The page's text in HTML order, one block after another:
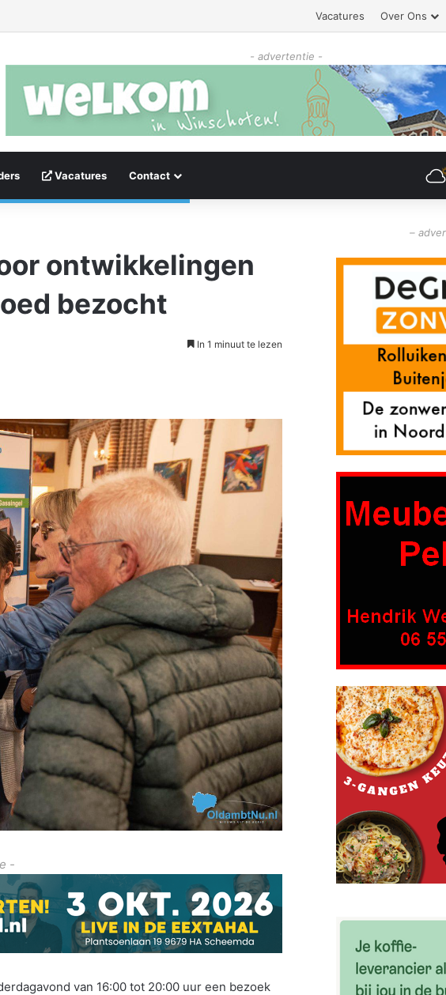
Vacatures Over Ons
- advertentie -
Vacatures Contact
ontwikkelingen
bezocht
In 1 minuut te lezen
-
van 16:00 tot 20:00 uur een bezoek
–